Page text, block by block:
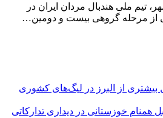
تیم ملی هندبال مردان ایران در
از مرحله گروهی بیست و دومین…
بیشتری از البرز در لیگ‌های کشوری
همنام خوزستانی در دیداری تدارکاتی